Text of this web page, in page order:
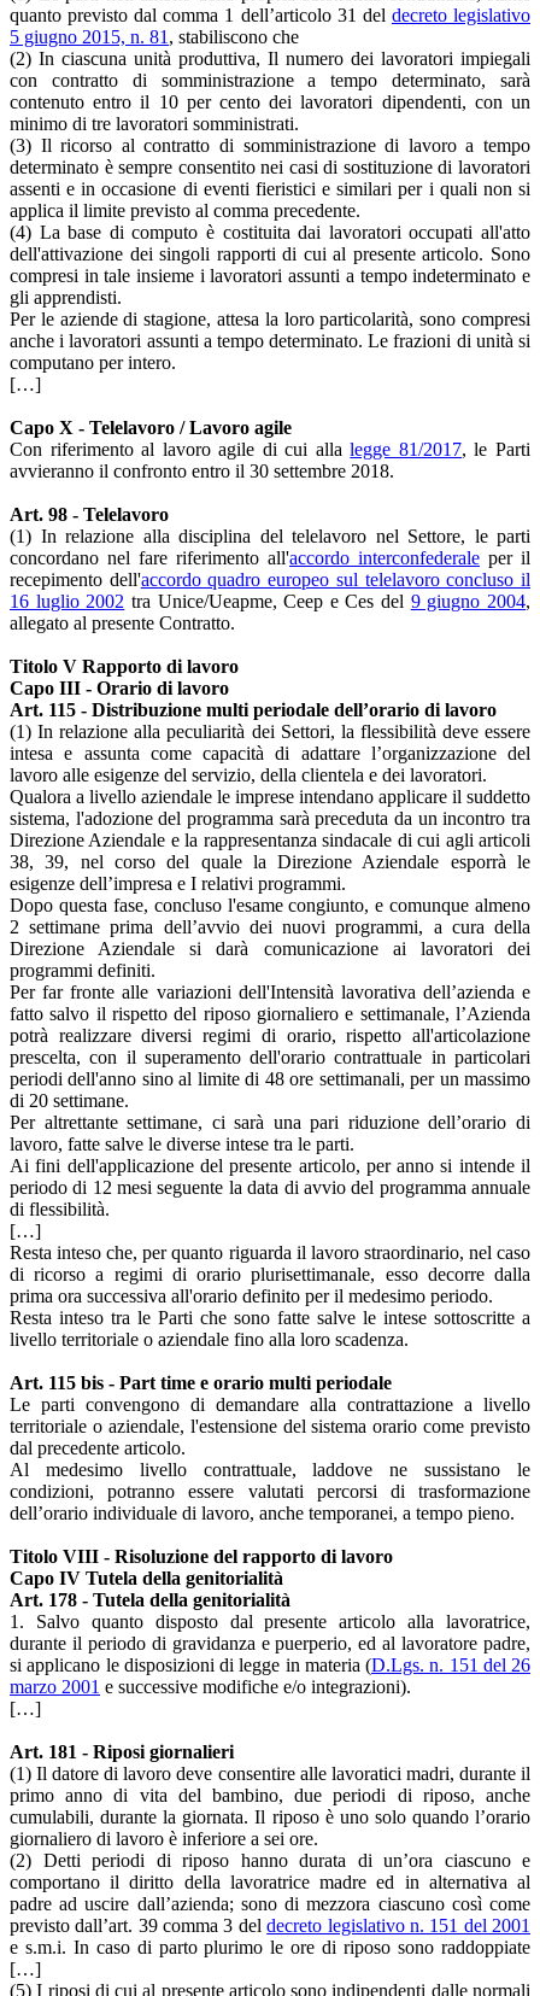
quanto previsto dal comma 1 dell’articolo 31 del decreto legislativo
5 giugno 2015, n. 81 , stabiliscono che
(2) In ciascuna unità produttiva, Il numero dei lavoratori impiegali
con contratto di somministrazione a tempo determinato, sarà
contenuto entro il 10 per cento dei lavoratori dipendenti, con un
minimo di tre lavoratori somministrati.
(3) Il ricorso al contratto di somministrazione di lavoro a tempo
determinato è sempre consentito nei casi di sostituzione di lavoratori
assenti e in occasione di eventi fieristici e similari per i quali non si
applica il limite previsto al comma precedente.
(4) La base di computo è costituita dai lavoratori occupati all'atto
dell'attivazione dei singoli rapporti di cui al presente articolo. Sono
compresi in tale insieme i lavoratori assunti a tempo indeterminato e
gli apprendisti.
Per le aziende di stagione, attesa la loro particolarità, sono compresi
anche i lavoratori assunti a tempo determinato. Le frazioni di unità si
computano per intero.
[…]
Capo X - Telelavoro / Lavoro agile
Con riferimento al lavoro agile di cui allalegge 81/2017, le Parti
avvieranno il confronto entro il 30 settembre 2018.
Art. 98 - Telelavoro
(1) In relazione alla disciplina del telelavoro nel Settore, le parti
concordano nel fare riferimento all'accordo interconfederale per il
recepimento dell'accordo quadro europeo sul telelavoro concluso il
16 luglio 2002 tra Unice/Ueapme, Ceep e Ces del 9 giugno 2004,
allegato al presente Contratto.
Titolo V Rapporto di lavoro
Capo III - Orario di lavoro
Art. 115 - Distribuzione multi periodale dell’orario di lavoro
(1) In relazione alla peculiarità dei Settori, la flessibilità deve essere
intesa e assunta come capacità di adattare l’organizzazione del
lavoro alle esigenze del servizio, della clientela e dei lavoratori.
Qualora a livello aziendale le imprese intendano applicare il suddetto
sistema, l'adozione del programma sarà preceduta da un incontro tra
Direzione Aziendale e la rappresentanza sindacale di cui agli articoli
38, 39, nel corso del quale la Direzione Aziendale esporrà le
esigenze dell’impresa e I relativi programmi.
Dopo questa fase, concluso l'esame congiunto, e comunque almeno
2 settimane prima dell’avvio dei nuovi programmi, a cura della
Direzione Aziendale si darà comunicazione ai lavoratori dei
programmi definiti.
Per far fronte alle variazioni dell'Intensità lavorativa dell’azienda e
fatto salvo il rispetto del riposo giornaliero e settimanale, l’Azienda
potrà realizzare diversi regimi di orario, rispetto all'articolazione
prescelta, con il superamento dell'orario contrattuale in particolari
periodi dell'anno sino al limite di 48 ore settimanali, per un massimo
di 20 settimane.
Per altrettante settimane, ci sarà una pari riduzione dell’orario di
lavoro, fatte salve le diverse intese tra le parti.
Ai fini dell'applicazione del presente articolo, per anno si intende il
periodo di 12 mesi seguente la data di avvio del programma annuale
di flessibilità.
[…]
Resta inteso che, per quanto riguarda il lavoro straordinario, nel caso
di ricorso a regimi di orario plurisettimanale, esso decorre dalla
prima ora successiva all'orario definito per il medesimo periodo.
Resta inteso tra le Parti che sono fatte salve le intese sottoscritte a
livello territoriale o aziendale fino alla loro scadenza.
Art. 115 bis - Part time e orario multi periodale
Le parti convengono di demandare alla contrattazione a livello
territoriale o aziendale, l'estensione del sistema orario come previsto
dal precedente articolo.
Al medesimo livello contrattuale, laddove ne sussistano le
condizioni, potranno essere valutati percorsi di trasformazione
dell’orario individuale di lavoro, anche temporanei, a tempo pieno.
Titolo VIII - Risoluzione del rapporto di lavoro
Capo IV Tutela della genitorialità
Art. 178 - Tutela della genitorialità
1. Salvo quanto disposto dal presente articolo alla lavoratrice,
durante il periodo di gravidanza e puerperio, ed al lavoratore padre,
si applicano le disposizioni di legge in materia (D.Lgs. n. 151 del 26
marzo 2001 e successive modifiche e/o integrazioni).
[…]
Art. 181 - Riposi giornalieri
(1) Il datore di lavoro deve consentire alle lavoratici madri, durante il
primo anno di vita del bambino, due periodi di riposo, anche
cumulabili, durante la giornata. Il riposo è uno solo quando l’orario
giornaliero di lavoro è inferiore a sei ore.
(2) Detti periodi di riposo hanno durata di un’ora ciascuno e
comportano il diritto della lavoratrice madre ed in alternativa al
padre ad uscire dall’azienda; sono di mezzora ciascuno così come
previsto dall’art. 39 comma 3 deldecreto legislativo n. 151 del 2001
e s.m.i. In caso di parto plurimo le ore di riposo sono raddoppiate
[…]
(5) I riposi di cui al presente articolo sono indipendenti dalle normali